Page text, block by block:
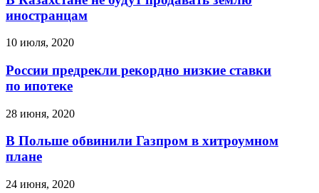
иностранцам
10 июля, 2020
России предрекли рекордно низкие ставки
по ипотеке
28 июня, 2020
В Польше обвинили Газпром в хитроумном
плане
24 июня, 2020